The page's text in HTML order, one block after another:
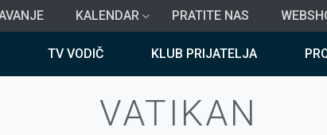
KALENDAR PRATITE NAS
TV VODIČ KLUB PRIJATELJA
VATIKAN